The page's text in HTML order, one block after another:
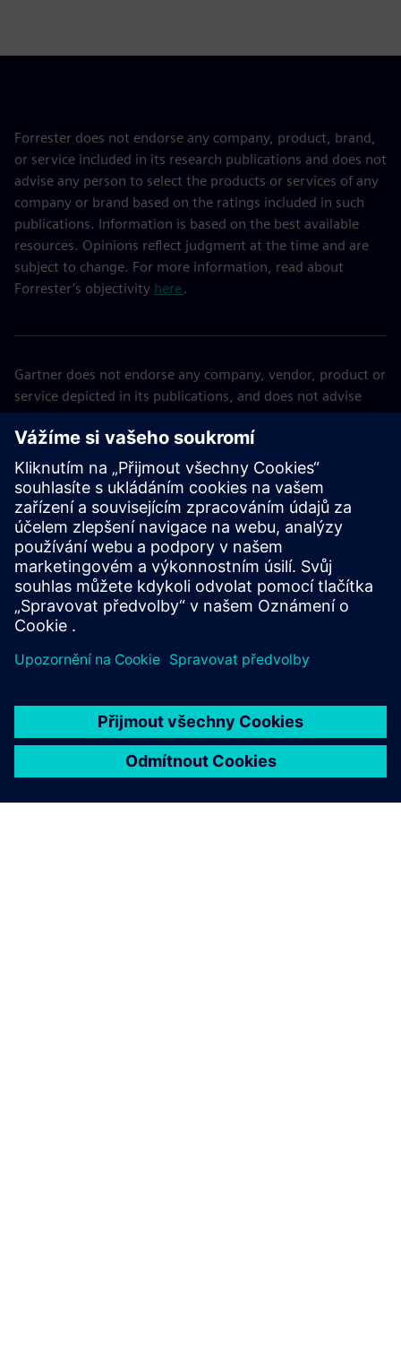
Forrester does not endorse any company, product, brand,
or service included in its research publications and does not
advise any person to select the products or services of any
company or brand based on the ratings included in such
publications. Information is based on the best available
resources. Opinions reflect judgment at the time and are
subject to change. For more information, read about
Forrester’s objectivity here.
Gartner does not endorse any company, vendor, product or
service depicted in its publications, and does not advise
technology users to select only those vendors with the
highest ratings or other designation. Gartner publications
consist of the opinions of Gartner’s business and
technology insights organization and should not be
construed as statements of fact. Gartner disclaims all
warranties, expressed or implied, with respect to this
publication, including any warranties of merchantability or
fitness for a particular purpose. GARTNER is a trademark of
Gartner, Inc. and/or its affiliates.